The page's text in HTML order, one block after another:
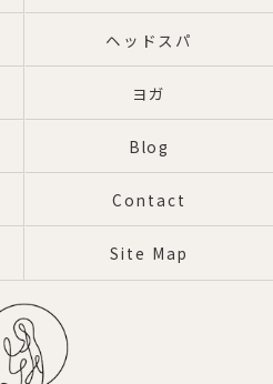
ヘッドスパ
ヨガ
Blog
Contact
Site Map